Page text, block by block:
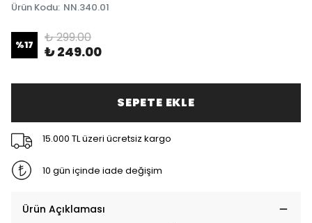
Ürün Kodu: NN.340.01
%17 ₺ 299.00
₺ 249.00
SEPETE EKLE
15.000 TL üzeri ücretsiz kargo
10 gün içinde iade değişim
Ürün Açıklaması